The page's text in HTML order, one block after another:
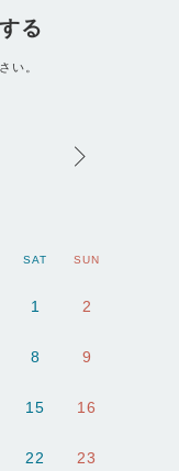
る
い。
SAT SUN
1 2
8 9
15 16
22 23